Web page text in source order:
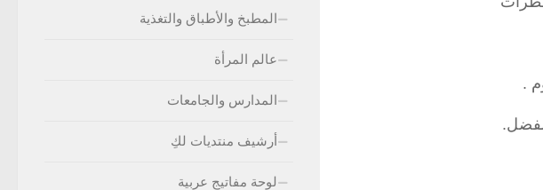
.
المطبخ والأطباق والتغذية
عالم المرأة
المدارس والجامعات
أرشيف منتديات لكِ
لوحة مفاتيج عربية